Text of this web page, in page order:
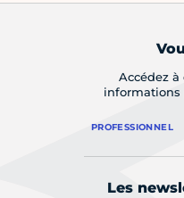
Accédez
informations
PROFESSIONNEL
Les